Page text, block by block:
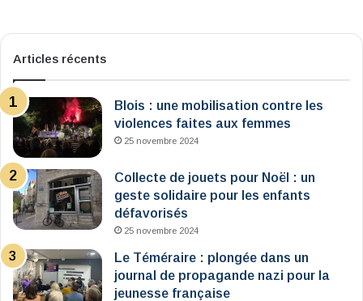
Articles récents
Blois : une mobilisation contre les
violences faites aux femmes
25 novembre 2024
Collecte de jouets pour Noël : un
geste solidaire pour les enfants
défavorisés
25 novembre 2024
Le Téméraire : plongée dans un
journal de propagande nazi pour la
jeunesse française